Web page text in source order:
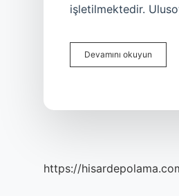
işletilmektedir.
Devamını okuyun
https://